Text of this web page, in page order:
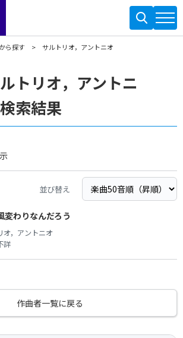
ら探す サルトリオ，アントニオ
トリオ，アントニ
索結果
並び替え
変わりなんだろう
オ，アントニオ
詳
作曲者一覧に戻る